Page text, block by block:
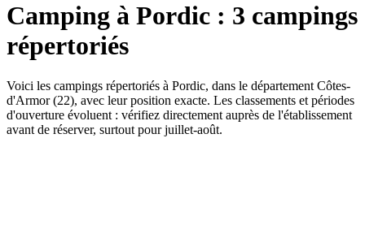
Camping à Pordic : 3 campings
répertoriés
Voici les campings répertoriés à Pordic, dans le département Côtes-
d'Armor(22), avec leur position exacte. Les classements et périodes
d'ouverture évoluent : vérifiez directement auprès de l'établissement
avant de réserver, surtout pour juillet-août.